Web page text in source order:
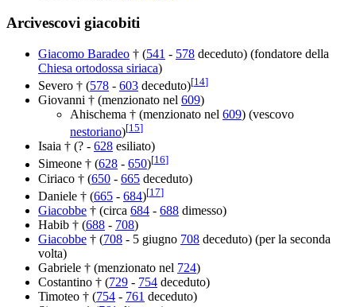
Arcivescovi giacobiti
Giacomo Baradeo † (541 - 578 deceduto) (fondatore della
Chiesa ortodossa siriaca)
Severo † (578 - 603 deceduto)[14]
Giovanni † (menzionato nel 609)
Ahischema † (menzionato nel 609) (vescovo
nestoriano)[15]
Isaia † (? - 628 esiliato)
Simeone † (628 - 650)[16]
Ciriaco † (650 - 665 deceduto)
Daniele † (665 - 684)[17]
Giacobbe † (circa 684 - 688 dimesso)
Habib † (688 - 708)
Giacobbe † (708 - 5 giugno 708 deceduto) (per la seconda
volta)
Gabriele † (menzionato nel 724)
Costantino † (729 - 754 deceduto)
Timoteo † (754 - 761 deceduto)